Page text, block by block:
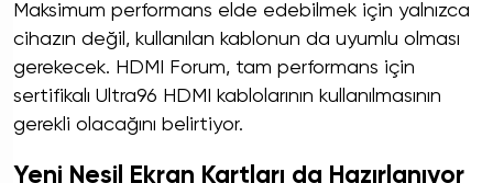
Maksimum performans elde edebilmek için yalnızca
cihazın değil, kullanılan kablonun da uyumlu olması
gerekecek. HDMI Forum, tam performans için
sertifikalı Ultra96 HDMI kablolarının kullanılmasının
gerekli olacağını belirtiyor.
Yeni Nesil Ekran Kartları da Hazırlanıyor